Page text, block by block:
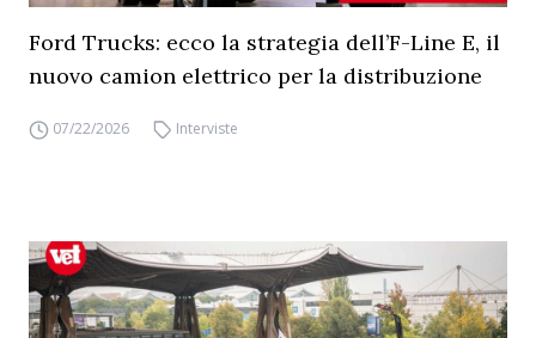
Ford Trucks: ecco la strategia dell’F-Line E, il
nuovo camion elettrico per la distribuzione
07/22/2026 Interviste